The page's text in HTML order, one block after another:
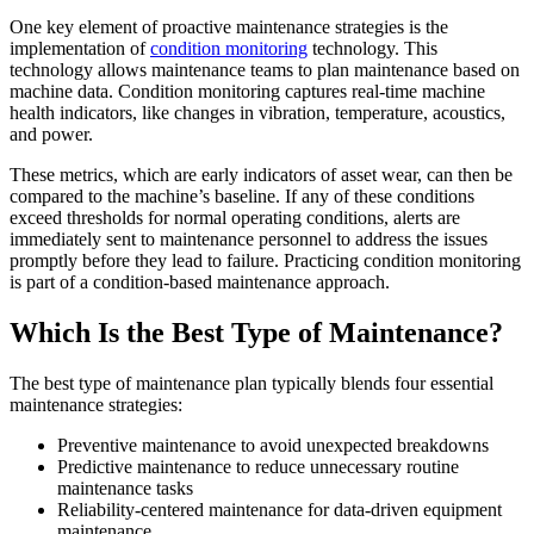
Teile & Bestand
Lagerkontrolle, Nachbestellung, Zykluszählungen
Energie & Versorgung
Erzeugung, Übertragung & Verteilung, erneuerbare Energien
One key element of proactive maintenance strategies is the
implementation ofcondition monitoring technology. This
technology allows maintenance teams to plan maintenance based on
machine data. Condition monitoring captures real-time machine
health indicators, like changes in vibration, temperature, acoustics,
and power.
These metrics, which are early indicators of asset wear, can then be
compared to the machine’s baseline. If any of these conditions
exceed thresholds for normal operating conditions, alerts are
immediately sent to maintenance personnel to address the issues
promptly before they lead to failure. Practicing condition monitoring
is part of a condition-based maintenance approach.
Which Is the Best Type of Maintenance?
The best type of maintenance plan typically blends four essential
maintenance strategies:
Preventive maintenance to avoid unexpected breakdowns
Predictive maintenance to reduce unnecessary routine
maintenance tasks
Reliability-centered maintenance for data-driven equipment